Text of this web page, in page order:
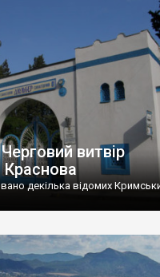
витвір
Краснова
декілька відомих